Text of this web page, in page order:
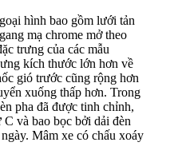
hình bao gồm lưới tản
mạ chrome mở theo
trưng của các mẫu
kích thước lớn hơn về
gió trước cũng rộng hơn
xuống thấp hơn. Trong
pha đã được tinh chỉnh,
và bao bọc bởi dải đèn
Mâm xe có chấu xoáy